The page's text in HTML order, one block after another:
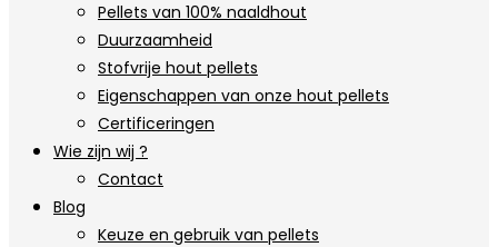
Pellets van 100% naaldhout
Duurzaamheid
Stofvrije hout pellets
Eigenschappen van onze hout pellets
Certificeringen
Wie zijn wij ?
Contact
Blog
Keuze en gebruik van pellets